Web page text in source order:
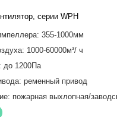
серии WPH
355-1000мм
1000-60000м³/ ч
до 1200Па
ременный привод
пожарная выхлопная/